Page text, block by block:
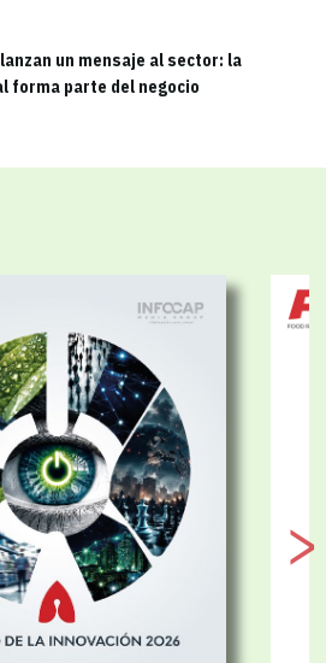
un mensaje al sector: la
forma parte del negocio